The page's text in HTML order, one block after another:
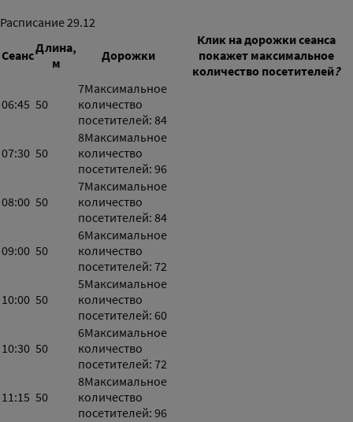
Расписание29.12
СеансДлина,
м
Дорожки
Клик на дорожки сеанса
покажет максимальное
количество посетителей?
06:45 50
7Максимальное
количество
посетителей: 84
07:30 50
8Максимальное
количество
посетителей: 96
08:00 50
7Максимальное
количество
посетителей: 84
09:00 50
6Максимальное
количество
посетителей: 72
10:00 50
5Максимальное
количество
посетителей: 60
10:30 50
6Максимальное
количество
посетителей: 72
11:15 50
8Максимальное
количество
посетителей: 96